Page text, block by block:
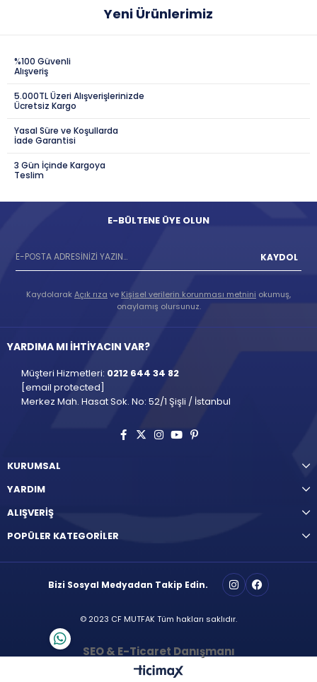
Yeni Ürünlerimiz
%100 Güvenli
Alışveriş
5.000TL Üzeri Alışverişlerinizde
Ücretsiz Kargo
Yasal Süre ve Koşullarda
İade Garantisi
3 Gün İçinde Kargoya
Teslim
E-BÜLTENE ÜYE OLUN
KAYDOL
KaydolarakAçık rıza ve Kişisel verilerin korunması metnini okumuş,
onaylamış olursunuz.
YARDIMA MI İHTİYACIN VAR?
Müşteri Hizmetleri: 0212 644 34 82
[email protected]
Merkez Mah. Hasat Sok. No: 52/1 Şişli / İstanbul
KURUMSAL
YARDIM
ALIŞVERİŞ
POPÜLER KATEGORİLER
Bizi Sosyal Medyadan Takip Edin.
© 2023 CF MUTFAK Tüm hakları saklıdır.
SEO & E-Ticaret Danışmanı